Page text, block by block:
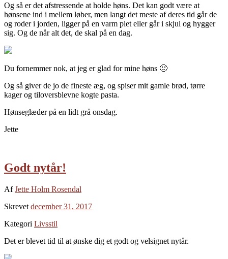
Og så er det afstressende at holde høns. Det kan godt være at
hønsene ind i mellem løber, men langt det meste af deres tid går de
og roder i jorden, ligger på en varm plet eller går i skjul og hygger
sig. Og de når alt det, de skal på en dag.
Du fornemmer nok, at jeg er glad for mine høns 🙂
Og så giver de jo de fineste æg, og spiser mit gamle brød, tørre
kager og tiloversblevne kogte pasta.
Hønseglæder på en lidt grå onsdag.
Jette
Godt nytår!
AfJette Holm Rosendal
Skrevet december 31, 2017
Kategori Livsstil
Det er blevet tid til at ønske dig et godt og velsignet nytår.